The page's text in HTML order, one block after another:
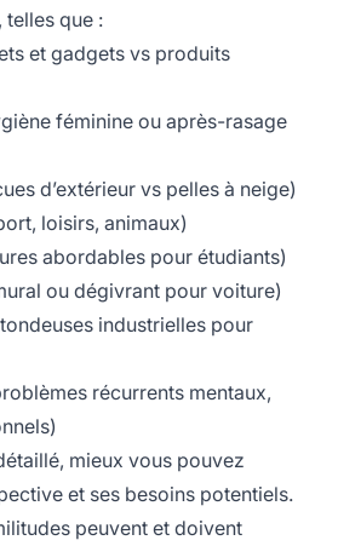
telles que :
et gadgets vs produits
féminine ou après-rasage
d’extérieur vs pelles à neige)
loisirs, animaux)
abordables pour étudiants)
ou dégivrant pour voiture)
industrielles pour
récurrents mentaux,
mieux vous pouvez
et ses besoins potentiels.
peuvent et doivent